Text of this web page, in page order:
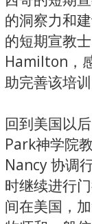
的洞察力和
的短期宣教
Hamilton，
助完善该培训
回到美国以
Park神学院
Nancy 协调
时继续进行
间在美国，